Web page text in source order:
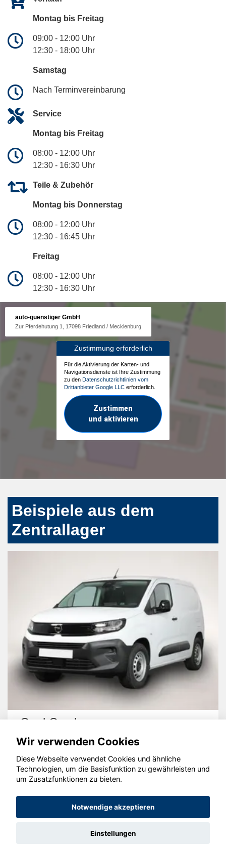
Montag bis Freitag
09:00 - 12:00 Uhr
12:30 - 18:00 Uhr
Samstag
Nach Terminvereinbarung
Service
Montag bis Freitag
08:00 - 12:00 Uhr
12:30 - 16:30 Uhr
Teile & Zubehör
Montag bis Donnerstag
08:00 - 12:00 Uhr
12:30 - 16:45 Uhr
Freitag
08:00 - 12:00 Uhr
12:30 - 16:30 Uhr
auto-guenstiger GmbH
Zur Pferdehutung 1, 17098 Friedland / Mecklenburg
Zustimmung erforderlich
Für die Aktivierung der Karten- und
Navigationsdienste ist Ihre Zustimmung
zu den Datenschutzrichtlinien vom
Drittanbieter Google LLC erforderlich.
Zustimmen
und aktivieren
Beispiele aus dem
Zentrallager
Opel Combo
© konjunkturmotor.de GmbH 2020 - 2026
Wir verwenden Cookies
Diese Webseite verwendet Cookies und ähnliche
Technologien, um die Basisfunktion zu gewährleisten und
um Zusatzfunktionen zu bieten.
Notwendige akzeptieren
Einstellungen